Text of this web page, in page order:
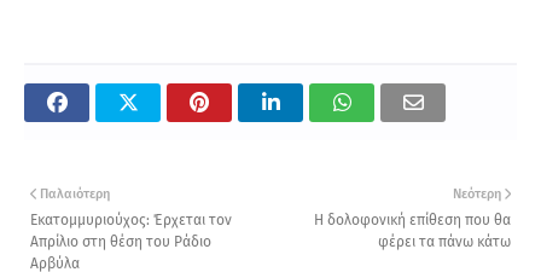
Νεότερη
Η δολοφονική επίθεση που θα
φέρει τα πάνω κάτω
Παλαιότερη
Εκατομμυριούχος: Έρχεται τον
Απρίλιο στη θέση του Ράδιο
Aρβύλα